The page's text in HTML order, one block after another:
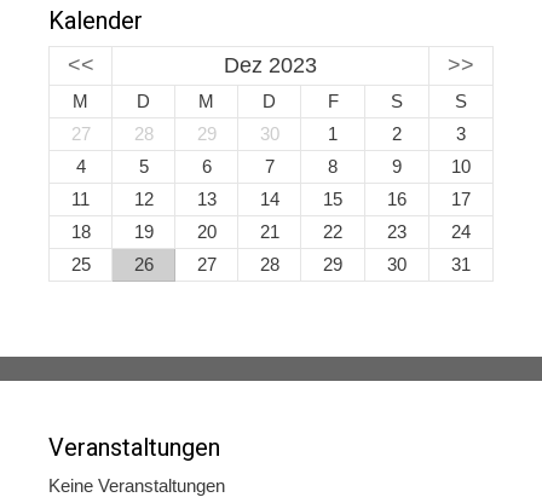
Kalender
<< Dez 2023 >>
M D M D F S
S
27
28 29 30 1 2
3
4
5 6 7 8 9
10
11
12 13 14 15 16
17
18
19 20 21 22 23
24
25
26 27 28 29 30 31
Veranstaltungen
Keine Veranstaltungen